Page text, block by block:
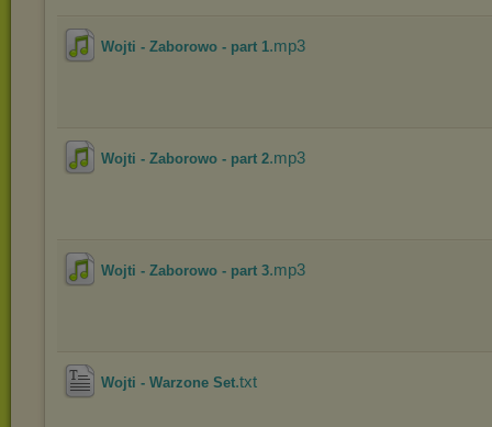
Wojti - Zaborowo - part 1.mp3
Wojti - Zaborowo - part 2.mp3
Wojti - Zaborowo - part 3.mp3
Wojti - Warzone Set.txt